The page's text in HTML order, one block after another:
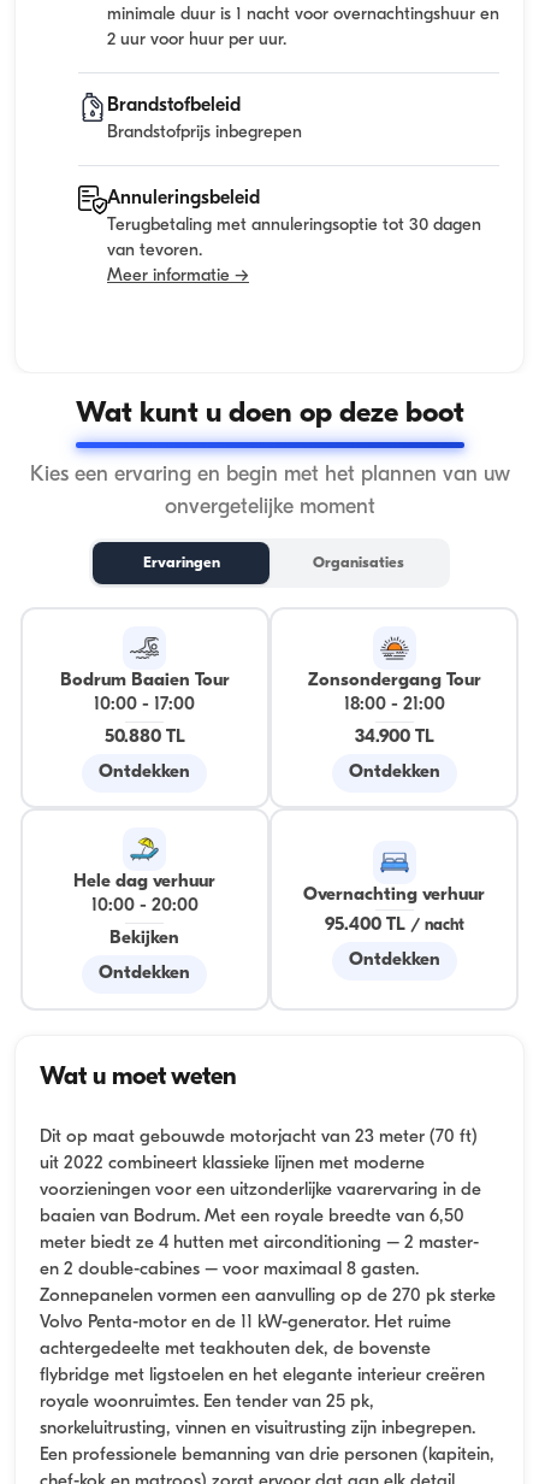
minimale duur is 1 nacht voor overnachtingshuur en
2 uur voor huur per uur.
Brandstofbeleid
Brandstofprijs inbegrepen
Annuleringsbeleid
Terugbetaling met annuleringsoptie tot 30 dagen
van tevoren.
Meer informatie →
Wat kunt u doen op deze boot
Kies een ervaring en begin met het plannen van uw
onvergetelijke moment
Ervaringen Organisaties
Bodrum Baaien Tour
10:00 -
17:00
50.880 TL
Ontdekken
Zonsondergang Tour
18:00- 21:00
34.900 TL
Ontdekken
Hele dag verhuur
10:00- 20:00
Bekijken
Ontdekken
Overnachting verhuur
95.400 TL/ nacht
Ontdekken
Wat u moet weten
Dit op maat gebouwde motorjacht van 23 meter (70 ft)
uit 2022 combineert klassieke lijnen met moderne
voorzieningen voor een uitzonderlijke vaarervaring in de
baaien van Bodrum. Met een royale breedte van 6,50
meter biedt ze 4 hutten met airconditioning – 2 master-
en 2 double-cabines – voor maximaal 8 gasten.
Zonnepanelen vormen een aanvulling op de 270 pk sterke
Volvo Penta-motor en de 11 kW-generator. Het ruime
achtergedeelte met teakhouten dek, de bovenste
flybridge met ligstoelen en het elegante interieur creëren
royale woonruimtes. Een tender van 25 pk,
snorkeluitrusting, vinnen en visuitrusting zijn inbegrepen.
Een professionele bemanning van drie personen (kapitein,